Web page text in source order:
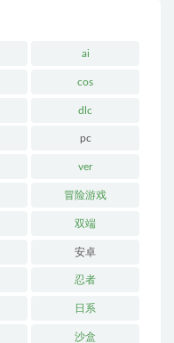
ai
cos
dlc
pc
ver
冒险游戏
双端
安卓
忍者
日系
沙盒